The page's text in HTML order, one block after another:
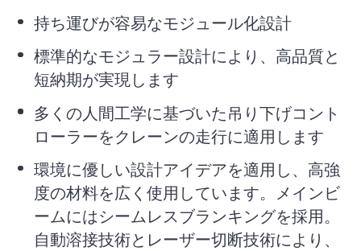
持ち運びが容易なモジュール化設計
標準的なモジュラー設計により、高品質と
短納期が実現します
多くの人間工学に基づいた吊り下げコント
ローラーをクレーンの走行に適用します
環境に優しい設計アイデアを適用し、高強
度の材料を広く使用しています。メインビ
ームにはシームレスブランキングを採用。
自動溶接技術とレーザー切断技術により、